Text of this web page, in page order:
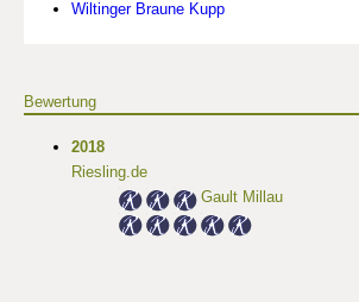
Wiltinger Braune Kupp
Bewertung
2018
Riesling.de
Gault Millau